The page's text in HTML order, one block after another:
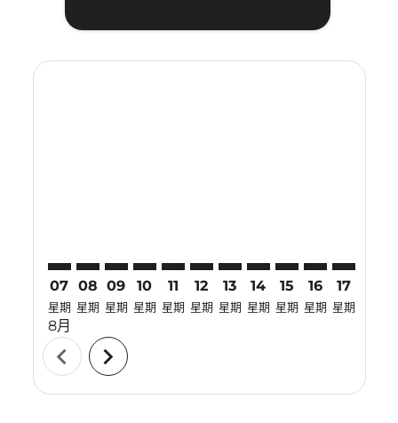
07
星期
8月
08
星期
09
星期
10
星期
11
星期
12
星期
13
星期
14
星期
15
星期
16
星期
17
星期
chevron_left chevron_right